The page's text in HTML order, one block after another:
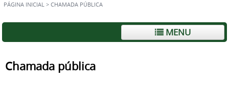
PÁGINA INICIAL > CHAMADA PÚBLICA
MENU
Chamada pública